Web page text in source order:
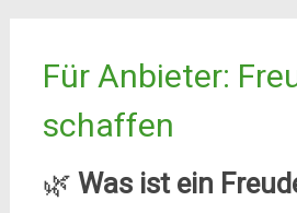
Für Anbieter:
schaffen
🌿 Was ist ein